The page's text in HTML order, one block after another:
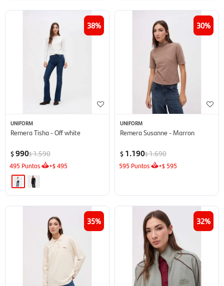
38
UNIFORM
Remera Tisha - Off white
$990$1.590
495 Puntos +$495
30
UNIFORM
Remera Susanne - Marron
$ 1.190$1.690
595 Puntos +$ 595
35 32